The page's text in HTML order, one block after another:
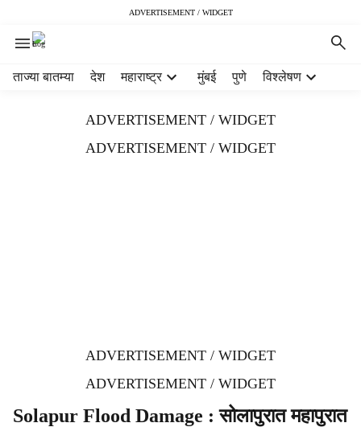
ADVERTISEMENT / WIDGET
ताज्या बातम्या देश महाराष्ट्र मुंबई पुणे विश्लेषण
ADVERTISEMENT / WIDGET
ADVERTISEMENT / WIDGET
ADVERTISEMENT / WIDGET
ADVERTISEMENT / WIDGET
Solapur Flood Damage : सोलापुरात महापुरात